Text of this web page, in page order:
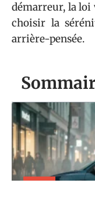
AUTO
démarreur, la loi
choisir la
arrière-pensée.